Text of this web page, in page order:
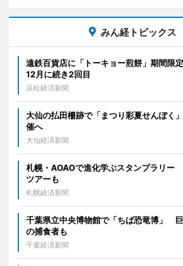
みん経トピックス
遠鉄百貨店に「トーキョー煎餅」期間限
12月に続き2回目
浜松経済新聞
大仙の払田柵跡で「まつり彩夏せんぼく
催へ
大仙経済新聞
札幌・AOAOで進化学ぶスタンプラリー
ツアーも
札幌経済新聞
千葉県立中央博物館で「ちば恐竜博」
の捕食者も
千葉経済新聞